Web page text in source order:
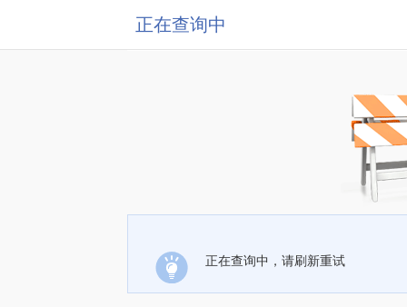
正在查询中
正在查询中，请刷新重试